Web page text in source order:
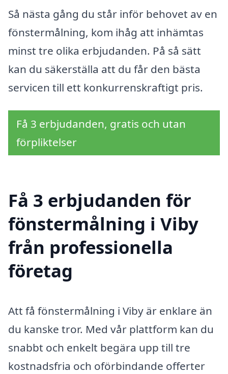
Så nästa gång du står inför behovet av en
fönstermålning, kom ihåg att inhämtas
minst tre olika erbjudanden. På så sätt
kan du säkerställa att du får den bästa
servicen till ett konkurrenskraftigt pris.
Få 3 erbjudanden, gratis och utan
förpliktelser
Få 3 erbjudanden för
fönstermålning i Viby
från professionella
företag
Att få fönstermålning i Viby är enklare än
du kanske tror. Med vår plattform kan du
snabbt och enkelt begära upp till tre
kostnadsfria och oförbindande offerter